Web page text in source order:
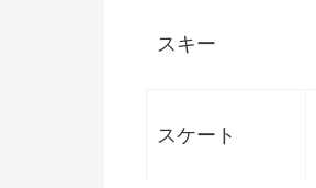
スキー
スケート